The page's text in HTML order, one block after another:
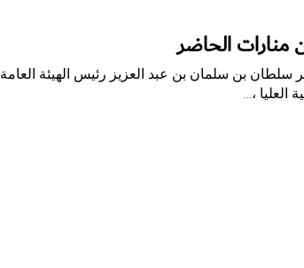
الحاضر
بن سلمان بن عبد العزيز رئيس الهيئة العامة
العليا ،…